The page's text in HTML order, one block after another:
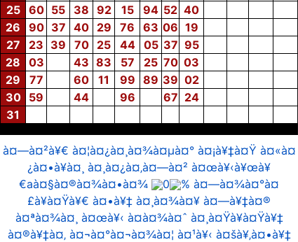
25
60 55 38 92 15 94 52 40
26
90 37 40 29 76 63 06 19
27
23 39 70 25 44 05 37 95
28
03 43 83 57 25 70 03
29
77 60 11 99 89 39 02
30
59 44 96 67 24
31
à¤—à¤²à¥€ à¤¦à¤¿à¤¸à¤¾à¤µà¤° à¤¡à¥‡à¤Ÿ à¤«à¤
¿à¤•à¥à¤¸ à¤¸à¤¿à¤‚à¤—à¤² à¤œà¥‹à¥œà¥
€aà¤§à¤®à¤¾à¤•à¤¾
0
% à¤—à¤¾à¤°à¤
£à¥à¤Ÿà¥€ à¤•à¥‡ à¤¸à¤¾à¤¥ à¤—à¥‡à¤®
à¤ªà¤¾à¤¸ à¤œà¥‹ à¤­à¤¾à¤ˆ à¤¸à¤Ÿà¥à¤Ÿà¥‡
à¤®à¥‡à¤‚ à¤¬à¤°à¤¬à¤¾à¤¦ à¤¹à¥‹ à¤šà¥‚à¤•à¥‡